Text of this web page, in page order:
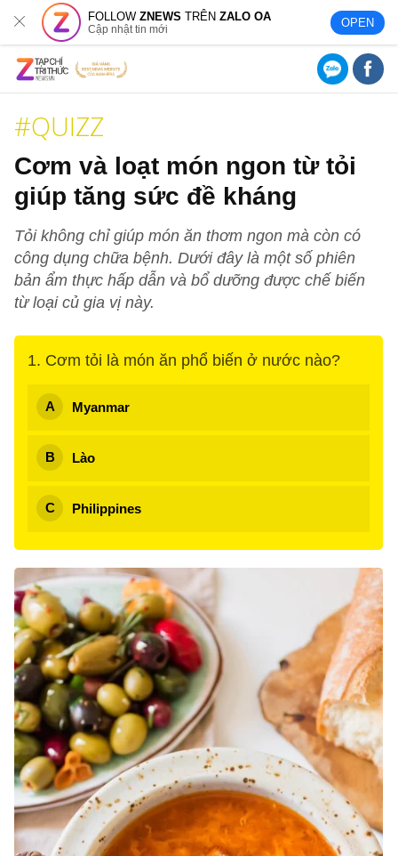
FOLLOWZNEWS TRÊNZALO OA
Cập nhật tin mới OPEN
Cơm và loạt món ngon từ tỏi
giúp tăng sức đề kháng
Tỏi không chỉ giúp món ăn thơm ngon mà còn có
công dụng chữa bệnh. Dưới đây là một số phiên
bản ẩm thực hấp dẫn và bổ dưỡng được chế biến
từ loại củ gia vị này.
1. Cơm tỏi là món ăn phổ biến ở nước nào?
Myanmar
Lào
Philippines